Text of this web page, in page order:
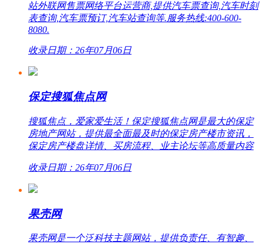
站外联网售票网络平台运营商,提供汽车票查询,汽车时刻
表查询,汽车票预订,汽车站查询等.服务热线:400-600-
8080.
收录日期：26年07月06日
保定搜狐焦点网
搜狐焦点，爱家爱生活！保定搜狐焦点网是最大的保定
房地产网站，提供最全面最及时的保定房产楼市资讯，
保定房产楼盘详情、买房流程、业主论坛等高质量内容
收录日期：26年07月06日
果壳网
果壳网是一个泛科技主题网站，提供负责任、有智趣、